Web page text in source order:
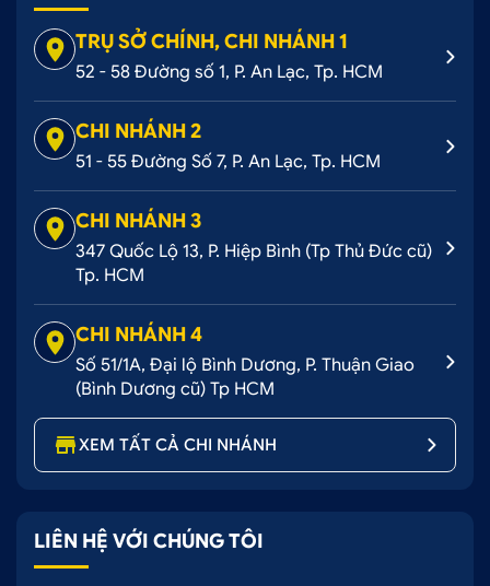
TRỤ SỞ CHÍNH, CHI NHÁNH 1
52 - 58 Đường số 1, P. An Lạc, Tp. HCM
CHI NHÁNH 2
51 - 55 Đường Số 7, P. An Lạc, Tp. HCM
CHI NHÁNH 3
347 Quốc Lộ 13, P. Hiệp Bình (Tp Thủ Đức cũ)
Tp. HCM
CHI NHÁNH 4
Số 51/1A, Đại lộ Bình Dương, P. Thuận Giao
(Bình Dương cũ) Tp HCM
XEM TẤT CẢ CHI NHÁNH
LIÊN HỆ VỚI CHÚNG TÔI